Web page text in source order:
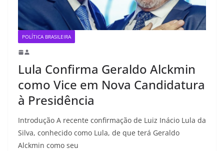
POLÍTICA BRASILEIRA
Lula Confirma Geraldo Alckmin
como Vice em Nova Candidatura
à Presidência
Introdução A recente confirmação de Luiz Inácio Lula da
Silva, conhecido como Lula, de que terá Geraldo
Alckmin como seu